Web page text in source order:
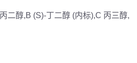
二醇,B (S)-丁二醇 (内标),C 丙三醇,